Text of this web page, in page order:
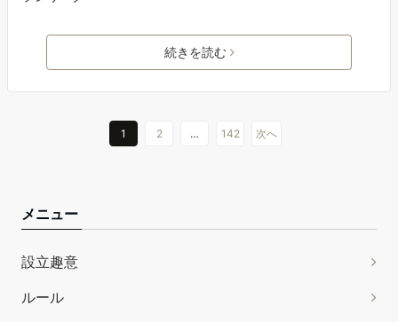
続きを読む
1 2 … 142 次へ
メニュー
設立趣意
ルール